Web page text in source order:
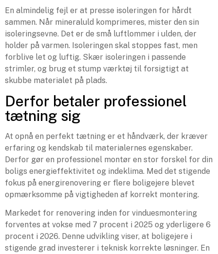
En almindelig fejl er at presse isoleringen for hårdt
sammen. Når mineraluld komprimeres, mister den sin
isoleringsevne. Det er de små luftlommer i ulden, der
holder på varmen. Isoleringen skal stoppes fast, men
forblive let og luftig. Skær isoleringen i passende
strimler, og brug et stump værktøj til forsigtigt at
skubbe materialet på plads.
Derfor betaler professionel
tætning sig
At opnå en perfekt tætning er et håndværk, der kræver
erfaring og kendskab til materialernes egenskaber.
Derfor gør en professionel montør en stor forskel for din
boligs energieffektivitet og indeklima. Med det stigende
fokus på energirenovering er flere boligejere blevet
opmærksomme på vigtigheden af korrekt montering.
Markedet for renovering inden for vinduesmontering
forventes at vokse med 7 procent i 2025 og yderligere 6
procent i 2026. Denne udvikling viser, at boligejere i
stigende grad investerer i teknisk korrekte løsninger. En